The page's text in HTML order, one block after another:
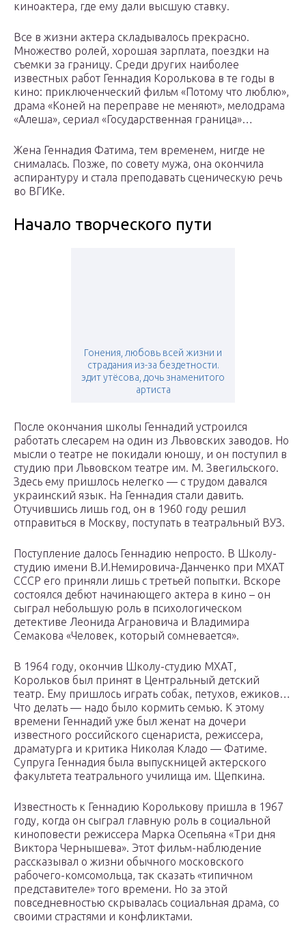
киноактера, где ему дали высшую ставку.
Все в жизни актера складывалось прекрасно.
Множество ролей, хорошая зарплата, поездки на
съемки за границу. Среди других наиболее
известных работ Геннадия Королькова в те годы в
кино: приключенческий фильм «Потому что люблю»,
драма «Коней на переправе не меняют», мелодрама
«Алеша», сериал «Государственная граница»…
Жена Геннадия Фатима, тем временем, нигде не
снималась. Позже, по совету мужа, она окончила
аспирантуру и стала преподавать сценическую речь
во ВГИКе.
Начало творческого пути
Гонения, любовь всей жизни и
страдания из-за бездетности.
эдит утёсова, дочь знаменитого
артиста
После окончания школы Геннадий устроился
работать слесарем на один из Львовских заводов. Но
мысли о театре не покидали юношу, и он поступил в
студию при Львовском театре им. М. Звегильского.
Здесь ему пришлось нелегко — с трудом давался
украинский язык. На Геннадия стали давить.
Отучившись лишь год, он в 1960 году решил
отправиться в Москву, поступать в театральный ВУЗ.
Поступление далось Геннадию непросто. В Школу-
студию имени В.И.Немировича-Данченко при МХАТ
СССР его приняли лишь с третьей попытки. Вскоре
состоялся дебют начинающего актера в кино – он
сыграл небольшую роль в психологическом
детективе Леонида Аграновича и Владимира
Семакова «Человек, который сомневается».
В 1964 году, окончив Школу-студию МХАТ,
Корольков был принят в Центральный детский
театр. Ему пришлось играть собак, петухов, ежиков…
Что делать — надо было кормить семью. К этому
времени Геннадий уже был женат на дочери
известного российского сценариста, режиссера,
драматурга и критика Николая Кладо — Фатиме.
Супруга Геннадия была выпускницей актерского
факультета театрального училища им. Щепкина.
Известность к Геннадию Королькову пришла в 1967
году, когда он сыграл главную роль в социальной
киноповести режиссера Марка Осепьяна «Три дня
Виктора Чернышева». Этот фильм-наблюдение
рассказывал о жизни обычного московского
рабочего-комсомольца, так сказать «типичном
представителе» того времени. Но за этой
повседневностью скрывалась социальная драма, со
своими страстями и конфликтами.